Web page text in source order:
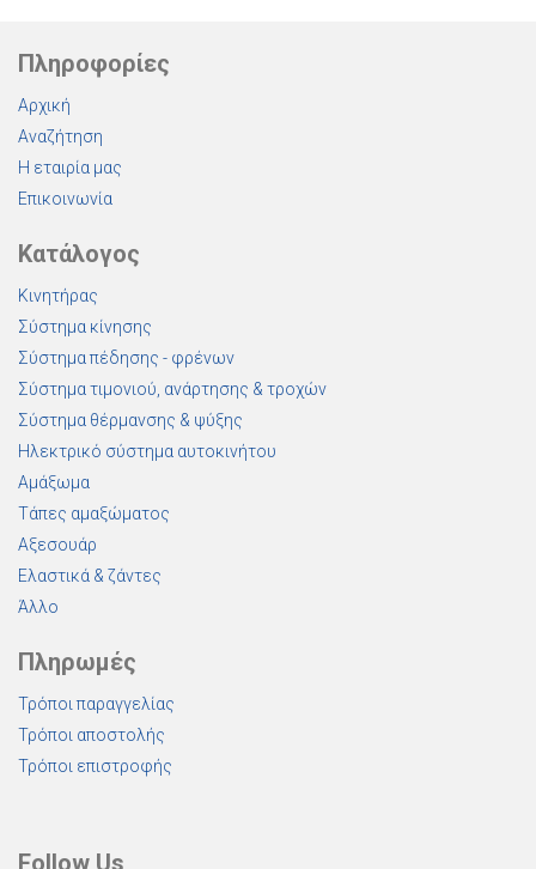
Πληροφορίες
Αρχική
Αναζήτηση
Η εταιρία μας
Επικοινωνία
Κατάλογος
Κινητήρας
Σύστημα κίνησης
Σύστημα πέδησης - φρένων
Σύστημα τιμονιού, ανάρτησης & τροχών
Σύστημα θέρμανσης & ψύξης
Ηλεκτρικό σύστημα αυτοκινήτου
Αμάξωμα
Τάπες αμαξώματος
Αξεσουάρ
Ελαστικά & ζάντες
Άλλο
Πληρωμές
Τρόποι παραγγελίας
Τρόποι αποστολής
Τρόποι επιστροφής
Follow Us